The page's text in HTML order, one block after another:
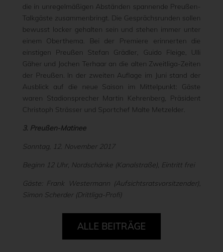
die in unregelmäßigen Abständen spannende Preußen-
Talkgäste zusammenbringt. Die Gesprächsrunden sollen
bewusst locker gehalten sein und stehen immer unter
einem Oberthema. Bei der Premiere erinnerten die
einstigen Preußen Stefan Grädler, Guido Fleige, Ulli
Gäher und Jochen Terhaar an die alten Zweitliga-Zeiten
der Preußen. In der zweiten Auflage im Juni stand der
Ausblick auf die neue Saison im Mittelpunkt: Gäste
waren Stadionsprecher Martin Kehrenberg, Präsident
Christoph Strässer und Sportchef Malte Metzelder.
3. Preußen-Matinee
Sonntag, 12. November 2017
Beginn 12 Uhr, Nordschänke (Kanalstraße), Eintritt frei
Gäste: Frank Westermann (Aufsichtsratsvorsitzender),
Simon Scherder (Drittliga-Profi)
ALLE BEITRÄGE